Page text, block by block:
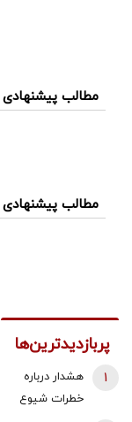
مطالب پیشنهادی
مطالب پیشنهادی
پربازدیدترین‌ها
هشدار درباره
خطرات شیوع
1